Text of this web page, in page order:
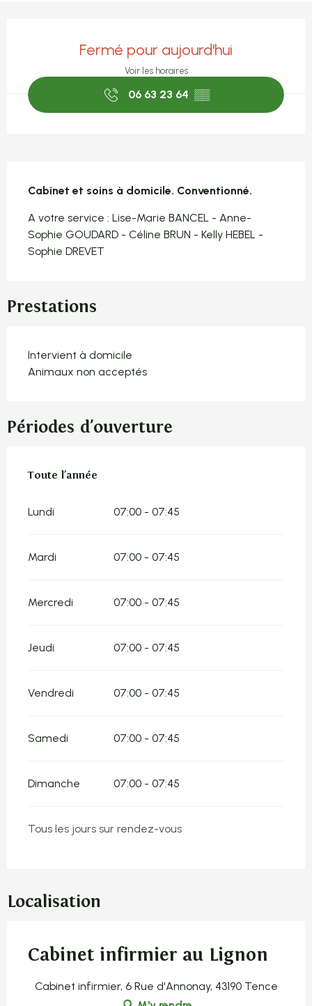
Fermé pour aujourd'hui
Voir les horaires
06 63 23 64 ▒▒
Cabinet et soins à domicile. Conventionné.
A votre service : Lise-Marie BANCEL - Anne-
Sophie GOUDARD - Céline BRUN - Kelly HEBEL -
Sophie DREVET
Prestations
Intervient à domicile
Animaux non acceptés
Périodes d'ouverture
Toute l'année
Toute l'année
Lundi 07:00 - 07:45
Mardi 07:00 - 07:45
Mercredi 07:00 - 07:45
Jeudi 07:00 - 07:45
Vendredi 07:00 - 07:45
Samedi 07:00 - 07:45
Dimanche 07:00 - 07:45
Tous les jours sur rendez-vous
Localisation
Cabinet infirmier au Lignon
Cabinet infirmier, 6 Rue d'Annonay, 43190 Tence